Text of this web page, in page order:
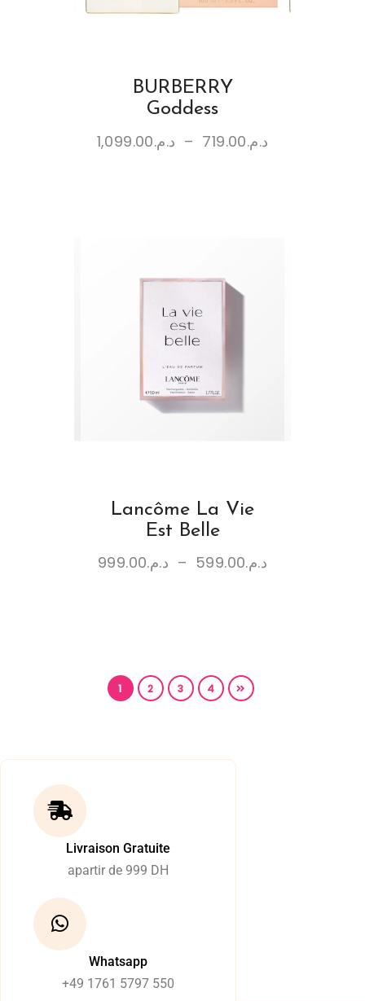
BURBERRY
Goddess
د.م.719.00
– د.م.1,099.00
Lancôme La Vie
Est Belle
د.م.599.00
– د.م.999.00
1 2 3 4
Livraison Gratuite
apartir de 999 DH
Whatsapp
+49 1761 5797 550